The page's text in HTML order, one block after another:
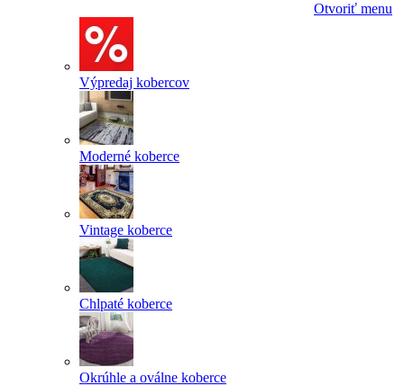
Otvoriť menu
Výpredaj kobercov
Moderné koberce
Vintage koberce
Chlpaté koberce
Okrúhle a oválne koberce